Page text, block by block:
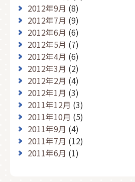
2012年9月 (8)
2012年7月 (9)
2012年6月 (6)
2012年5月 (7)
2012年4月 (6)
2012年3月 (2)
2012年2月 (4)
2012年1月 (3)
2011年12月 (3)
2011年10月 (5)
2011年9月 (4)
2011年7月 (12)
2011年6月 (1)